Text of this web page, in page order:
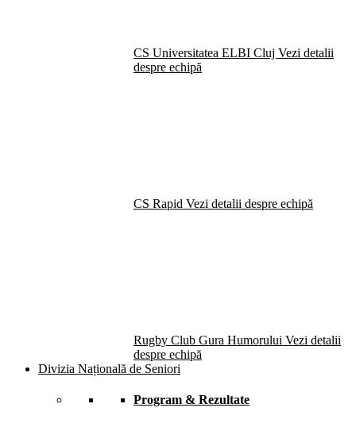
CS Universitatea ELBI Cluj Vezi detalii
despre echipă
CS Rapid Vezi detalii despre echipă
Rugby Club Gura Humorului Vezi detalii
despre echipă
Divizia Națională de Seniori
Program & Rezultate